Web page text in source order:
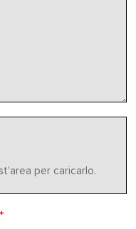
per caricarlo.
*